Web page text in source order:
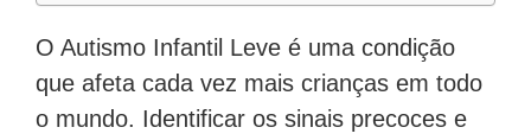
O Autismo Infantil Leve é uma condição
que afeta cada vez mais crianças em todo
o mundo. Identificar os sinais precoces e